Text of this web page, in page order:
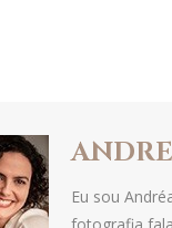
Eu sou